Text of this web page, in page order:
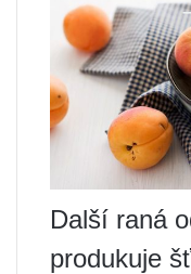
Další raná
produkuje